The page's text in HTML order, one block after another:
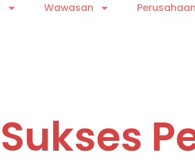
Wawasan Perusahaan